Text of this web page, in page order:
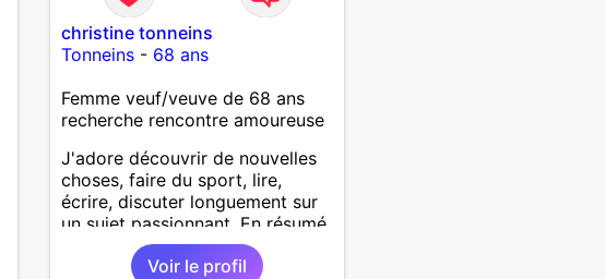
christine tonneins
Tonneins - 68 ans
Femme veuf/veuve de 68 ans
recherche rencontre amoureuse
J'adore découvrir de nouvelles
choses, faire du sport, lire,
écrire, discuter longuement sur
un sujet passionnant. En résumé,
profiter de la vie, tout
simplement!Voir le profil